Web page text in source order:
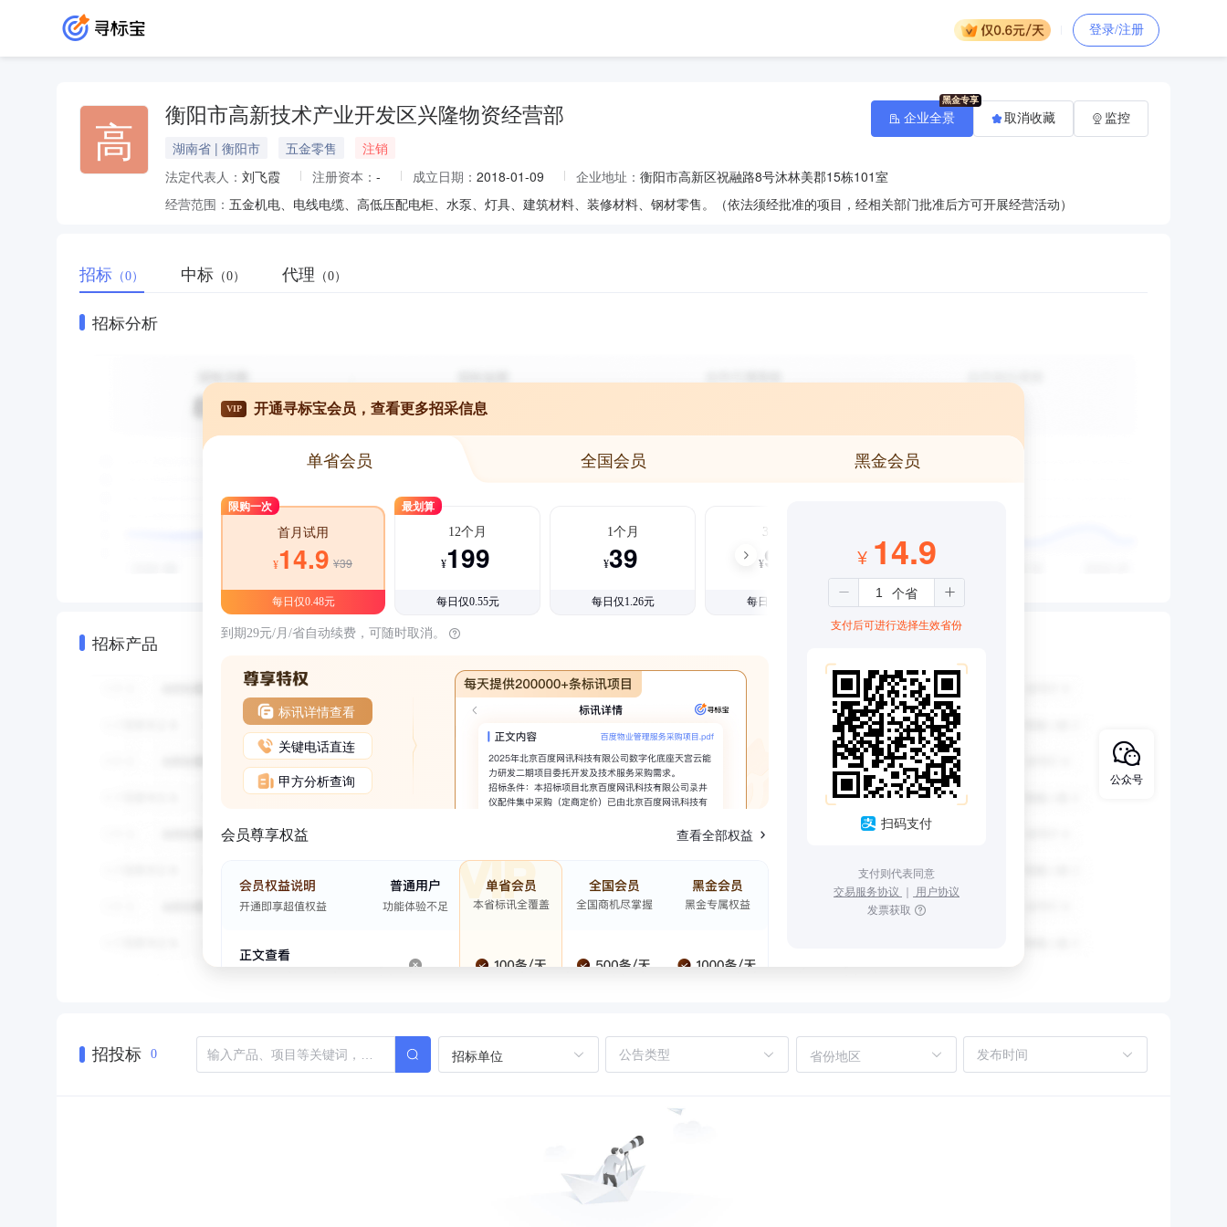
登录/注册
高 衡阳市高新技术产业开发区兴隆物资经营部
湖南省 | 衡阳市 五金零售
注销
法定代表人： 刘飞霞 注册资本： - 成立日期： 2018-01-09 企业地址： 衡阳市高新区祝融路8号沐林美郡15栋101室
经营范围： 五金机电、电线电缆、高低压配电柜、水泵、灯具、建筑材料、装修材料、钢材零售。（依法须经批准的项目，经相关部门批准后方可开展经营活动）
企业全景 取消收藏 监控
招标 （0） 中标 （0） 代理 （0）
招标分析
招标产品
VIP 开通寻标宝会员，查看更多招采信息
单省会员 全国会员 黑金会员
限购一次
首月试用
¥14.9 ¥39
每日仅0.48元
最划算
12个月
¥199
每日仅0.55元
1个月
¥39
每日仅1.26元
3个月
¥99
每日仅1.08元
到期29元/月/省自动续费，可随时取消。
标讯详情查看
关键电话直连
甲方分析查询
会员尊享权益 查看全部权益
¥ 14.9
支付后可进行选择生效省份
扫码支付
支付则代表同意
交易服务协议 ｜ 用户协议
发票获取
招投标 0 招标单位 省份地区
公众号